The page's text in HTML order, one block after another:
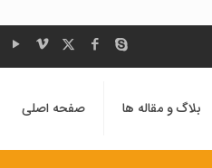
بلاگ و مقاله ها صفحه اصلی